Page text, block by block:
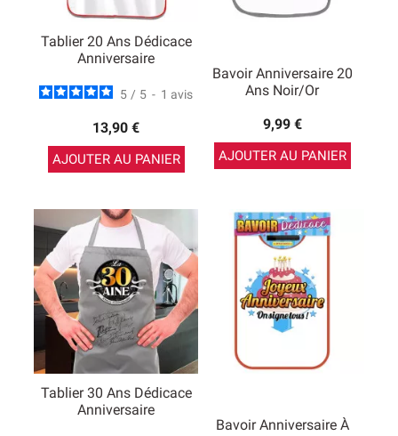
Tablier 20 Ans Dédicace
Anniversaire
5 / 5 - 1 avis
13,90 €
AJOUTER AU PANIER
Bavoir Anniversaire 20
Ans Noir/or
9,99 €
AJOUTER AU PANIER
Tablier 30 Ans Dédicace
Anniversaire
Bavoir Anniversaire À